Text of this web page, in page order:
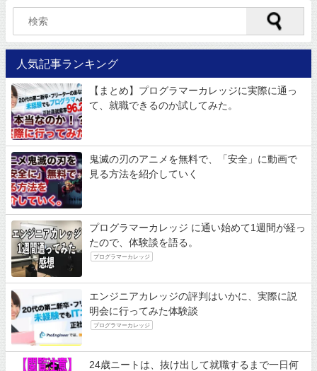
人気記事ランキング
【まとめ】プログラマーカレッジに実際に通っ
て、就職できるのか試してみた。
鬼滅の刃のアニメを無料で、「安全」に動画で
見る方法を紹介していく
プログラマーカレッジ に通い始めて1週間が経っ
たので、体験談を語る。
プログラマーカレッジ
エンジニアカレッジの評判はいかに、実際に説
明会に行ってみた体験談
プログラマーカレッジ
24歳ニートは、抜け出して就職するまで一日何